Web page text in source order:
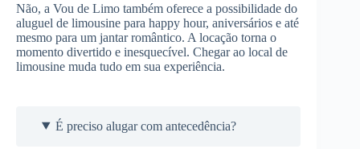
Não, a Vou de Limo também oferece a possibilidade do
aluguel de limousine para happy hour, aniversários e até
mesmo para um jantar romântico. A locação torna o
momento divertido e inesquecível. Chegar ao local de
limousine muda tudo em sua experiência.
É preciso alugar com antecedência?